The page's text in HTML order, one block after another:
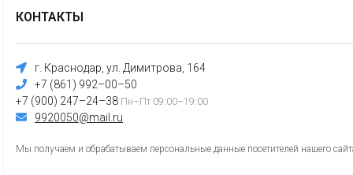
КОНТАКТЫ
г. Краснодар, ул. Димитрова, 164
+7 (861) 992–00–50
+7 (900) 247–24–38 Пн–Пт 09:00–19:00
9920050@mail.ru
Мы получаем и обрабатываем персональные данные посетителей нашего